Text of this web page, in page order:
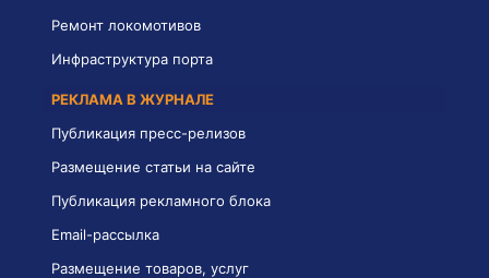
Ремонт локомотивов
Инфраструктура порта
РЕКЛАМА В ЖУРНАЛЕ
Публикация пресс-релизов
Размещение статьи на сайте
Публикация рекламного блока
Email-рассылка
Размещение товаров, услуг